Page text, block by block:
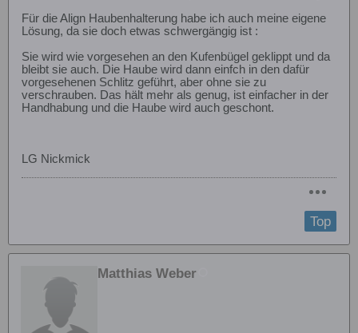
Für die Align Haubenhalterung habe ich auch meine eigene
Lösung, da sie doch etwas schwergängig ist :
Sie wird wie vorgesehen an den Kufenbügel geklippt und da
bleibt sie auch. Die Haube wird dann einfch in den dafür
vorgesehenen Schlitz geführt, aber ohne sie zu
verschrauben. Das hält mehr als genug, ist einfacher in der
Handhabung und die Haube wird auch geschont.
LG Nickmick
Top
Matthias Weber